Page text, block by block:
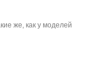
же, как у моделей